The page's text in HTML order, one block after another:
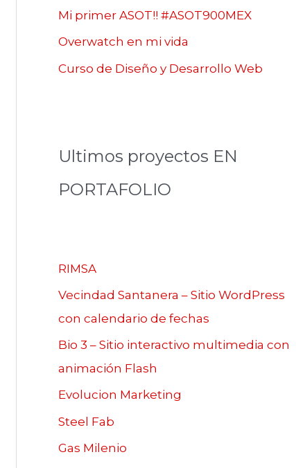
Mi primer ASOT!! #ASOT900MEX
Overwatch en mi vida
Curso de Diseño y Desarrollo Web
Ultimos proyectos EN
PORTAFOLIO
RIMSA
Vecindad Santanera – Sitio WordPress
con calendario de fechas
Bio 3 – Sitio interactivo multimedia con
animación Flash
Evolucion Marketing
Steel Fab
Gas Milenio